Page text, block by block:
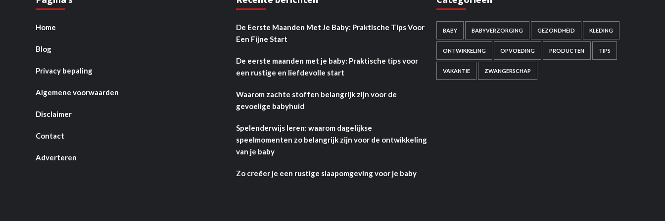
Home
Blog
Privacy bepaling
Algemene voorwaarden
Disclaimer
Contact
Adverteren
De Eerste Maanden Met Je Baby: Praktische Tips Voor
Een Fijne Start
De eerste maanden met je baby: Praktische tips voor
een rustige en liefdevolle start
Waarom zachte stoffen belangrijk zijn voor de
gevoelige babyhuid
Spelenderwijs leren: waarom dagelijkse
speelmomenten zo belangrijk zijn voor de ontwikkeling
van je baby
Zo creëer je een rustige slaapomgeving voor je baby
BABY BABYVERZORGING GEZONDHEID KLEDING
ONTWIKKELING OPVOEDING PRODUCTEN TIPS
VAKANTIE ZWANGERSCHAP